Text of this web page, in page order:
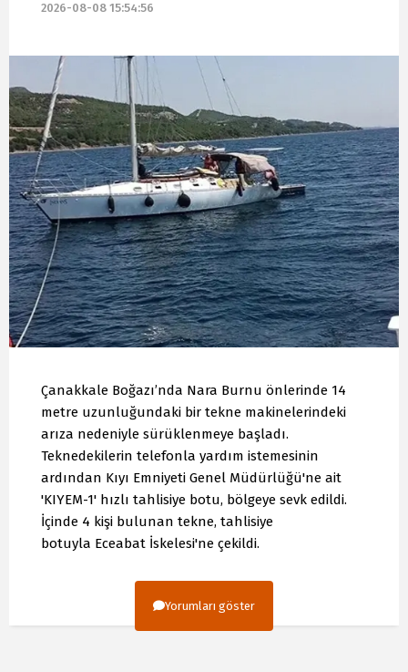
2026-08-08 15:54:56
Çanakkale Boğazı’nda Nara Burnu önlerinde 14
metre uzunluğundaki bir tekne makinelerindeki
arıza nedeniyle sürüklenmeye başladı.
Teknedekilerin telefonla yardım istemesinin
ardından Kıyı Emniyeti Genel Müdürlüğü'ne ait
'KIYEM-1' hızlı tahlisiye botu, bölgeye sevk edildi.
İçinde 4 kişi bulunan tekne, tahlisiye
botuyla Eceabat İskelesi'ne çekildi.
Yorumları göster